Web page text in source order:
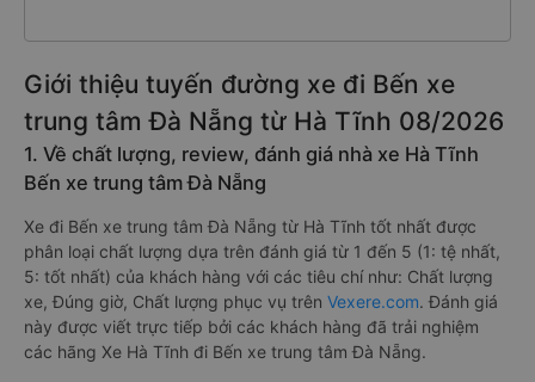
Giới thiệu tuyến đường xe đi Bến xe
trung tâm Đà Nẵng từ Hà Tĩnh 08/2026
1. Về chất lượng, review, đánh giá nhà xe Hà Tĩnh
Bến xe trung tâm Đà Nẵng
Xe đi Bến xe trung tâm Đà Nẵng từ Hà Tĩnh tốt nhất được
phân loại chất lượng dựa trên đánh giá từ 1 đến 5 (1: tệ nhất,
5: tốt nhất) của khách hàng với các tiêu chí như: Chất lượng
xe, Đúng giờ, Chất lượng phục vụ trên Vexere.com. Đánh giá
này được viết trực tiếp bởi các khách hàng đã trải nghiệm
các hãng Xe Hà Tĩnh đi Bến xe trung tâm Đà Nẵng.